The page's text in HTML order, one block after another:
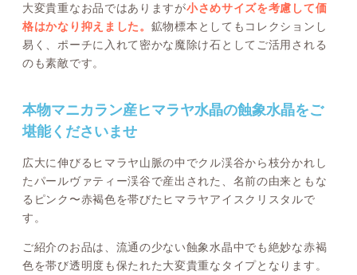
大変貴重なお品ではありますが小さめサイズを考慮して価
格はかなり抑えました。 鉱物標本としてもコレクションし
易く、ポーチに入れて密かな魔除け石としてご活用される
のも素敵です。
本物マニカラン産ヒマラヤ水晶の蝕象水晶をご
堪能くださいませ
広大に伸びるヒマラヤ山脈の中でクル渓谷から枝分かれし
たパールヴァティー渓谷で産出された、名前の由来ともな
るピンク〜赤褐色を帯びたヒマラヤアイスクリスタルで
す。
ご紹介のお品は、流通の少ない蝕象水晶中でも絶妙な赤褐
色を帯び透明度も保たれた大変貴重なタイプとなります。